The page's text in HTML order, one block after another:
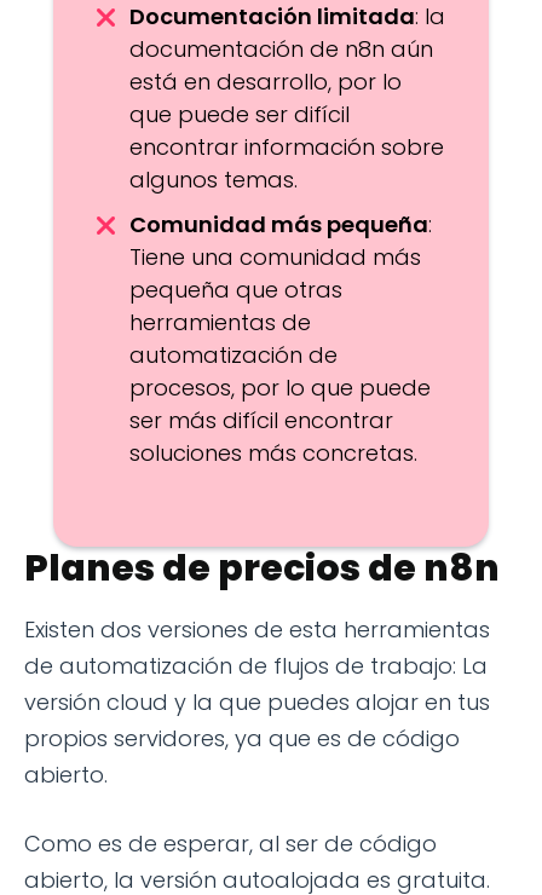
Documentación limitada: la
documentación de n8n aún
está en desarrollo, por lo
que puede ser difícil
encontrar información sobre
algunos temas.
Comunidad más pequeña:
Tiene una comunidad más
pequeña que otras
herramientas de
automatización de
procesos, por lo que puede
ser más difícil encontrar
soluciones más concretas.
Planes de precios de n8n
Existen dos versiones de esta herramientas
de automatización de flujos de trabajo: La
versión cloud y la que puedes alojar en tus
propios servidores, ya que es de código
abierto.
Como es de esperar, al ser de código
abierto, la versión autoalojada es gratuita.